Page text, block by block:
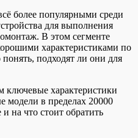
более популярными среди
для выполнения
В этом сегменте
характеристиками по
подходят ли они для
ключевые характеристики
модели в пределах 20000
на что стоит обратить